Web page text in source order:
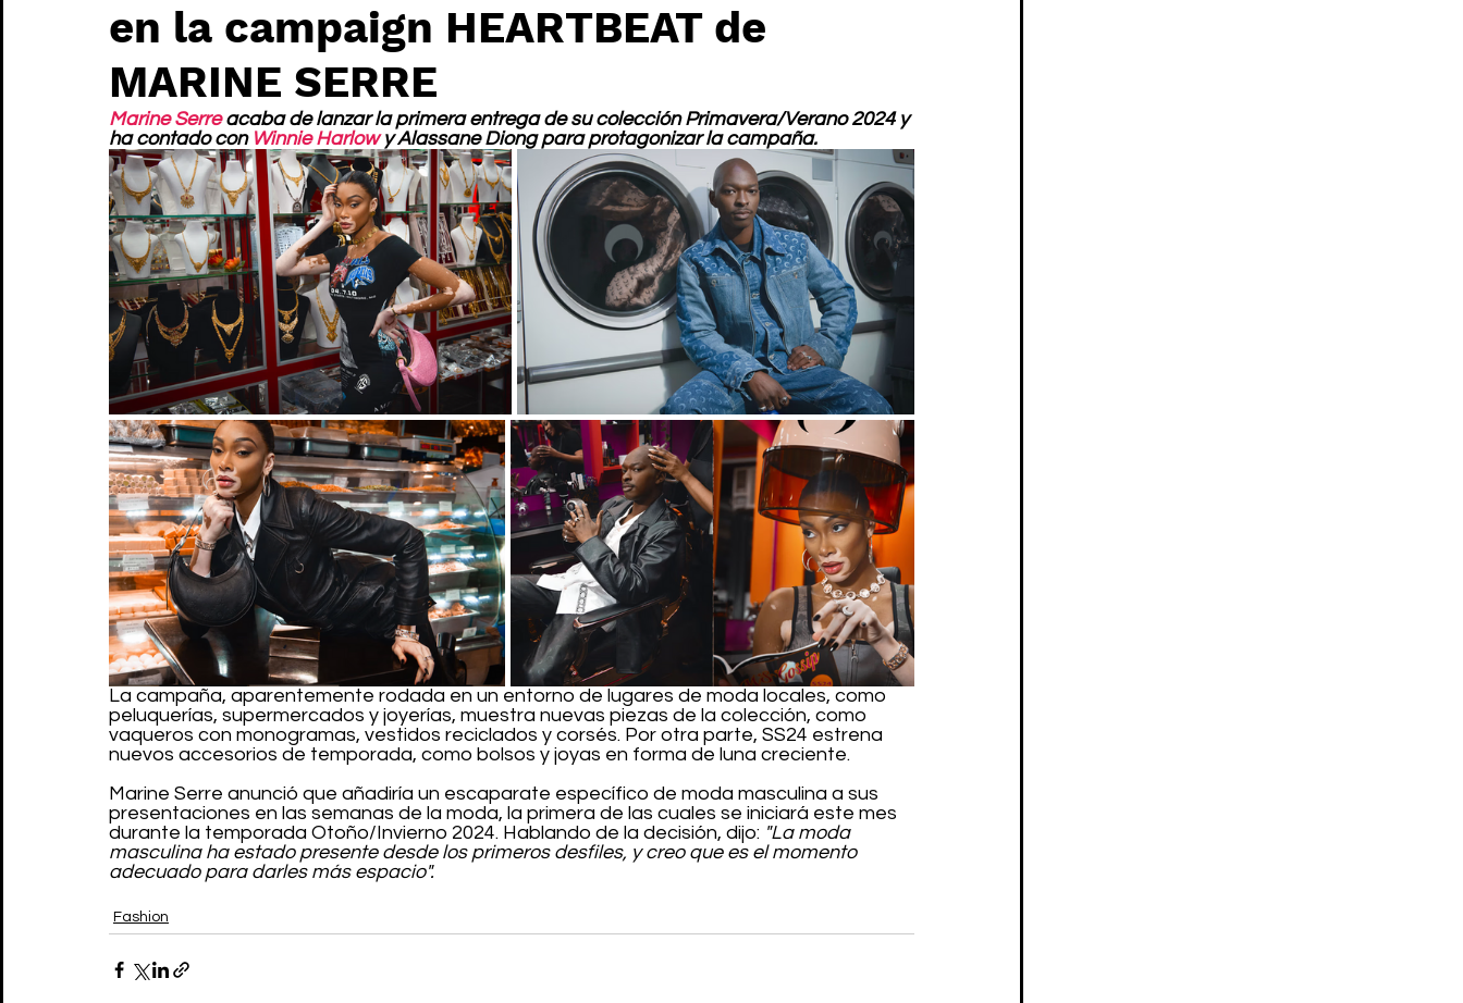
en la campaign HEARTBEAT de
MARINE SERRE
Marine Serre acaba de lanzar la primera entrega de su colección Primavera/Verano 2024 y
ha contado con Winnie Harlow y Alassane Diong para protagonizar la campaña.
La campaña, aparentemente rodada en un entorno de lugares de moda locales, como
peluquerías, supermercados y joyerías, muestra nuevas piezas de la colección, como
vaqueros con monogramas, vestidos reciclados y corsés. Por otra parte, SS24 estrena
nuevos accesorios de temporada, como bolsos y joyas en forma de luna creciente.
Marine Serre anunció que añadiría un escaparate específico de moda masculina a sus
presentaciones en las semanas de la moda, la primera de las cuales se iniciará este mes
durante la temporada Otoño/Invierno 2024. Hablando de la decisión, dijo: "La moda
masculina ha estado presente desde los primeros desfiles, y creo que es el momento
adecuado para darles más espacio".
Fashion